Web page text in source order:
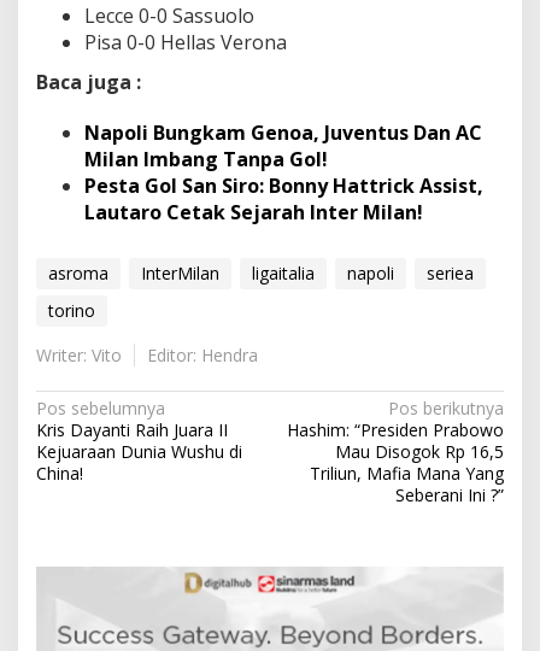
Lecce 0-0 Sassuolo
Pisa 0-0 Hellas Verona
Baca juga :
Napoli Bungkam Genoa, Juventus Dan AC
Milan Imbang Tanpa Gol!
Pesta Gol San Siro: Bonny Hattrick Assist,
Lautaro Cetak Sejarah Inter Milan!
asroma InterMilan ligaitalia napoli
seriea
torino
Writer: Vito
Editor: Hendra
N
a
v
Pos sebelumnya
Kris Dayanti Raih Juara II
Kejuaraan Dunia Wushu di
China!
Pos berikutnya
Hashim: “Presiden Prabowo
Mau Disogok Rp 16,5
Triliun, Mafia Mana Yang
Seberani Ini ?”